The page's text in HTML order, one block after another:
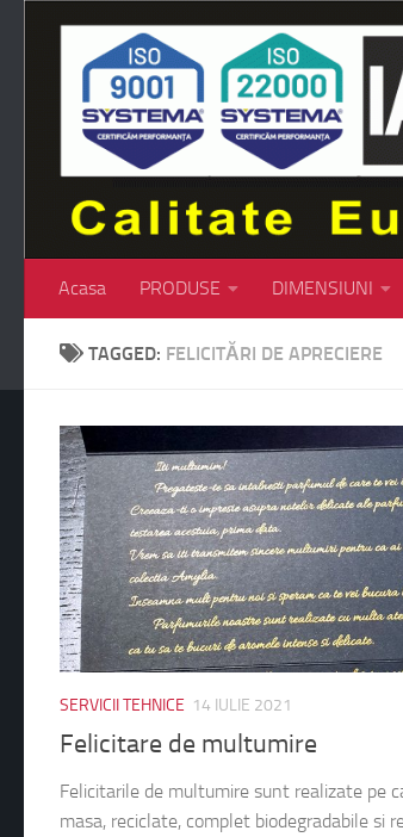
Skip to content
Acasa PRODUSE DIMENSIUNI
TAGGED: FELICITĂRI DE APRECIERE
SERVICII TEHNICE 14 IULIE 2021
Felicitare de multumire
Felicitarile de multumire sunt realizate pe
masa, reciclate, complet biodegradabile si